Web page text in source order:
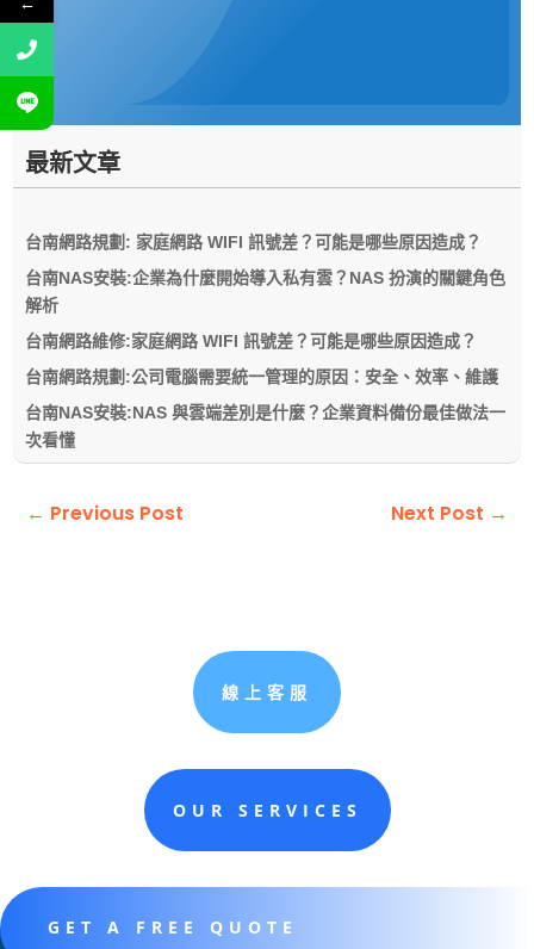
最新文章
台南網路規劃: 家庭網路 WIFI 訊號差？可能是哪些原因造成？
台南NAS安裝:企業為什麼開始導入私有雲？NAS 扮演的關鍵角色
解析
台南網路維修:家庭網路 WIFI 訊號差？可能是哪些原因造成？
台南網路規劃:公司電腦需要統一管理的原因：安全、效率、維護
台南NAS安裝:NAS 與雲端差別是什麼？企業資料備份最佳做法一
次看懂
← Previous Post Next Post →
線上客服
OUR SERVICES
GET A FREE QUOTE